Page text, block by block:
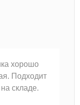
хорошо
Подходит
складе.